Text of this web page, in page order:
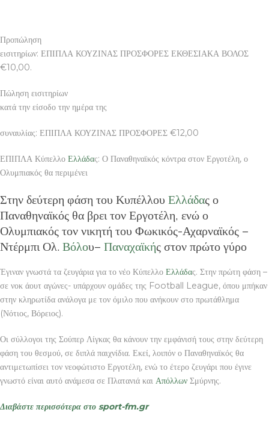
Προπώληση
εισιτηρίων: ΕΠΙΠΛΑ ΚΟΥΖΙΝΑΣ ΠΡΟΣΦΟΡΕΣ ΕΚΘΕΣΙΑΚΑ ΒΟΛΟΣ
€10,00.
Πώληση εισιτηρίων
κατά την είσοδο την ημέρα της
συναυλίας: ΕΠΙΠΛΑ ΚΟΥΖΙΝΑΣ ΠΡΟΣΦΟΡΕΣ €12,00
ΕΠΙΠΛΑ Κύπελλο Ελλάδας: Ο Παναθηναϊκός κόντρα στον Εργοτέλη, ο
Ολυμπιακός θα περιμένει
Στην δεύτερη φάση του Κυπέλλου Ελλάδας ο
Παναθηναϊκός θα βρει τον Εργοτέλη, ενώ ο
Ολυμπιακός τον νικητή του Φωκικός-Αχαρναϊκός –
Ντέρμπι Ολ. Βόλου– Παναχαϊκής στον πρώτο γύρο
Έγιναν γνωστά τα ζευγάρια για το νέο Κύπελλο Ελλάδας. Στην πρώτη φάση –
σε νοκ άουτ αγώνες- υπάρχουν ομάδες της Football League, όπου μπήκαν
στην κληρωτίδα ανάλογα με τον όμιλο που ανήκουν στο πρωτάθλημα
(Νότιος, Βόρειος).
Οι σύλλογοι της Σούπερ Λίγκας θα κάνουν την εμφάνισή τους στην δεύτερη
φάση του θεσμού, σε διπλά παιχνίδια. Εκεί, λοιπόν ο Παναθηναϊκός θα
αντιμετωπίσει τον νεοφώτιστο Εργοτέλη, ενώ το έτερο ζευγάρι που έγινε
γνωστό είναι αυτό ανάμεσα σε Πλατανιά και Απόλλων Σμύρνης.
Διαβάστε περισσότερα στο sport-fm.gr